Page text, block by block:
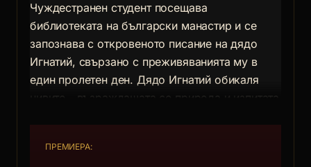
Чуждестранен студент посещава
библиотеката на български манастир и се
запознава с откровеното писание на дядо
Игнатий, свързано с преживяванията му в
един пролетен ден. Дядо Игнатий обикаля
нивите - възраждащата се природа и изпитата
забрадена млада жена, която игриво се крие
ПРЕМИЕРА: